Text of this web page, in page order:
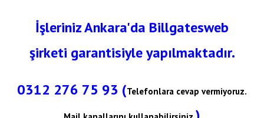
İşleriniz Ankara'da Billgatesweb
şirketi garantisiyle yapılmaktadır.
0312 276 75 93 (Telefonlara cevap vermiyoruz.